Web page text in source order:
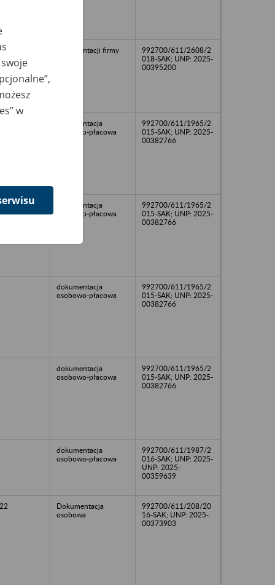
dokumentacji firmy
992700/611/2608/2
018-SAK; UNP: 2025-
00395200
dokumentacja
osobowo-płacowa
992700/611/1965/2
015-SAK; UNP: 2025-
00382766
dokumentacja
osobowo-płacowa
992700/611/1965/2
015-SAK; UNP: 2025-
00382766
dokumentacja
osobowo-płacowa
992700/611/1965/2
015-SAK; UNP: 2025-
00382766
dokumentacja
osobowo-płacowa
992700/611/1965/2
015-SAK; UNP: 2025-
00382766
dokumentacja
osobowo-płacowa
992700/611/1987/2
016-SAK; UNP: 2025-
UNP: 2025-
00359639
Dokumentacja
osobowa
992700/611/208/20
16-SAK; UNP: 2025-
00373903
w